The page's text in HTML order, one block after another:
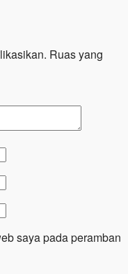
Ruas yang
saya pada peramban